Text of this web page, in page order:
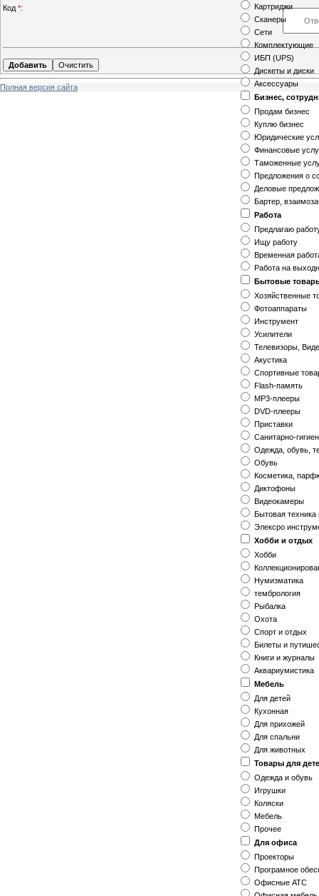
Картриджи
Сканеры
Сети
Комплектующие
ИБП (UPS)
Дискеты и диски
Аксессуары
Бизнес,
Продам бизнес
Куплю бизнес
Юридические
Финансовые
Таможенные
Предложения о
Деловые
Бартер,
Работа
Предлагаю
Ищу работу
Временная
Работа на
Бытовые
Хозяйственные
Фотоаппараты
Инструмент
Усилители
Телевизоры,
Акустика
Спортивные
Flash-память
MP3-плееры
DVD-плееры
Приставки
Санитарно-
Одежда, обувь,
Обувь
Косметика,
Диктофоны
Видеокамеры
Бытовая техника
Элексро
Хобби и отдых
Хобби
Нумизматика
тембрология
Рыбалка
Охота
Спорт и отдых
Билеты и
Книги и журналы
Аквариумистика
Мебель
Для детей
Кухонная
Для прихожей
Для спальни
Для животных
Товары для
Одежда и обувь
Игрушки
Коляски
Мебель
Прочее
Для офиса
Проекторы
Програмное
Офисные АТС
Код *:
Полная версия сайта